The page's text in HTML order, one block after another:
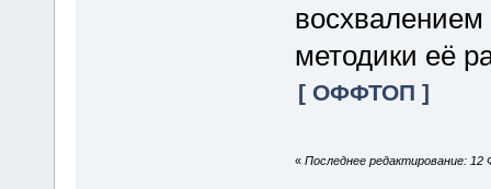
восхвалением
методики её
[ ОФФТОП ]
« Последнее редактирование: